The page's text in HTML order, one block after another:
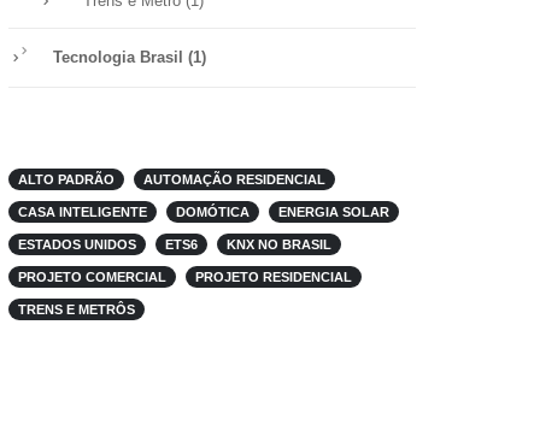
Tecnologia Brasil (1)
ALTO PADRÃO AUTOMAÇÃO RESIDENCIAL
CASA INTELIGENTE DOMÓTICA ENERGIA SOLAR
ESTADOS UNIDOS ETS6 KNX NO BRASIL
PROJETO COMERCIAL PROJETO RESIDENCIAL
TRENS E METRÔS